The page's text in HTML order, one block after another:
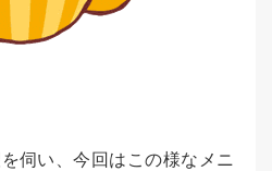
伺い、今回はこの様なメニ